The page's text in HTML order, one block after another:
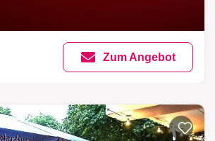
Zum Angebot
Zur